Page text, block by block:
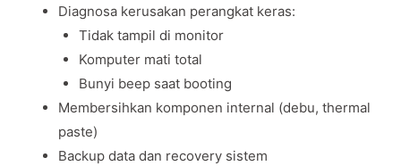
Diagnosa kerusakan perangkat keras:
Tidak tampil di monitor
Komputer mati total
Bunyi beep saat booting
Membersihkan komponen internal (debu, thermal
paste)
Backup data dan recovery sistem